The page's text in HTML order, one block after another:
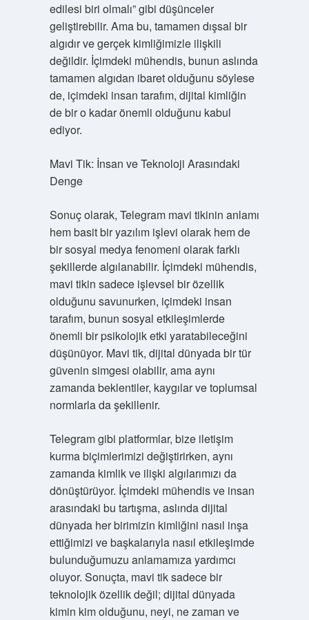
edilesi biri olmalı” gibi düşünceler
geliştirebilir. Ama bu, tamamen dışsal bir
algıdır ve gerçek kimliğimizle ilişkili
değildir. İçimdeki mühendis, bunun aslında
tamamen algıdan ibaret olduğunu söylese
de, içimdeki insan tarafım, dijital kimliğin
de bir o kadar önemli olduğunu kabul
ediyor.
Mavi Tik: İnsan ve Teknoloji Arasındaki
Denge
Sonuç olarak, Telegram mavi tikinin anlamı
hem basit bir yazılım işlevi olarak hem de
bir sosyal medya fenomeni olarak farklı
şekillerde algılanabilir. İçimdeki mühendis,
mavi tikin sadece işlevsel bir özellik
olduğunu savunurken, içimdeki insan
tarafım, bunun sosyal etkileşimlerde
önemli bir psikolojik etki yaratabileceğini
düşünüyor. Mavi tik, dijital dünyada bir tür
güvenin simgesi olabilir, ama aynı
zamanda beklentiler, kaygılar ve toplumsal
normlarla da şekillenir.
Telegram gibi platformlar, bize iletişim
kurma biçimlerimizi değiştirirken, aynı
zamanda kimlik ve ilişki algılarımızı da
dönüştürüyor. İçimdeki mühendis ve insan
arasındaki bu tartışma, aslında dijital
dünyada her birimizin kimliğini nasıl inşa
ettiğimizi ve başkalarıyla nasıl etkileşimde
bulunduğumuzu anlamamıza yardımcı
oluyor. Sonuçta, mavi tik sadece bir
teknolojik özellik değil; dijital dünyada
kimin kim olduğunu, neyi, ne zaman ve